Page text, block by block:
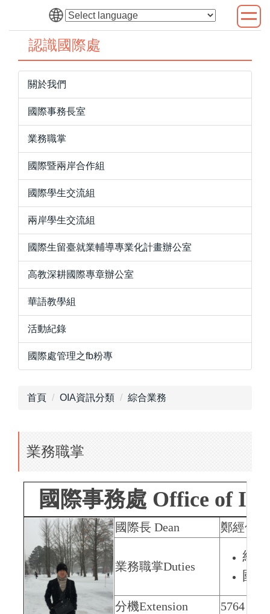
認識國際處
關於我們
國際事務長室
業務職掌
國際暨兩岸合作組
國際學生交流組
兩岸學生交流組
國際生留臺就業輔導專業化計畫辦公室
高教深耕國際專章辦公室
華語教學組
活動紀錄
國際處管理之fb粉專
首頁 OIA資訊分類 綜合業務
業務職掌
國際事務處 Office of
國際長 Dean 鄭經偉
業務職掌Duties
統
國
分機Extension
5764